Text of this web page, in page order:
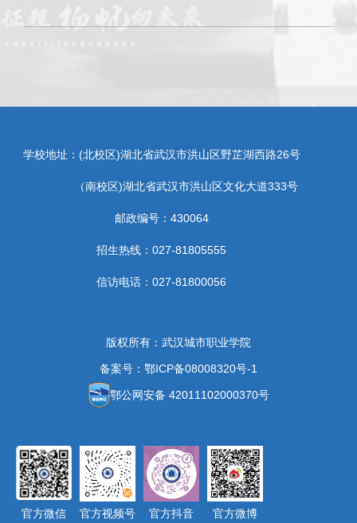
学校地址：(北校区)湖北省武汉市洪山区野芷湖西路26号
（南校区)湖北省武汉市洪山区文化大道333号
邮政编号：430064
招生热线：027-81805555
信访电话：027-81800056
版权所有：武汉城市职业学院
备案号：鄂ICP备08008320号-1
鄂公网安备 42011102000370号
官方微信 官方视频号 官方抖音 官方微博